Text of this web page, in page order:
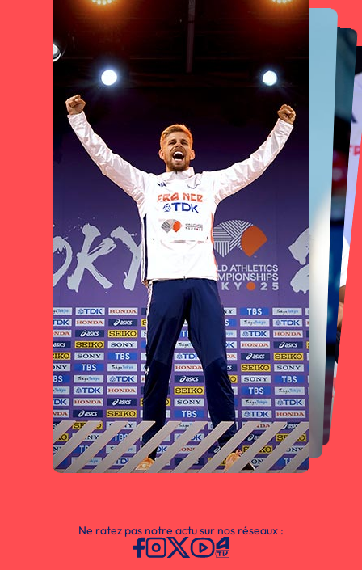
Ne ratez pas notre actu sur nos réseaux :